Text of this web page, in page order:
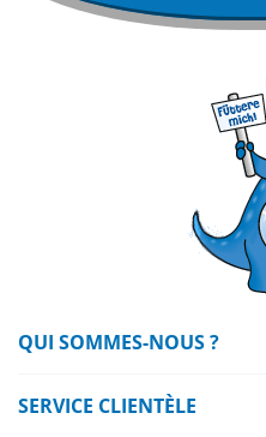
QUI SOMMES-NOUS ?
SERVICE CLIENTÈLE